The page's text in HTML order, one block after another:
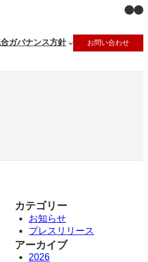
X
ガバナンス方針 お問い合わせ
カテゴリー
お知らせ
プレスリリース
アーカイブ
2026